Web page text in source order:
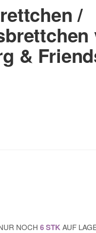
/
&
NOCH 6 STK AUF